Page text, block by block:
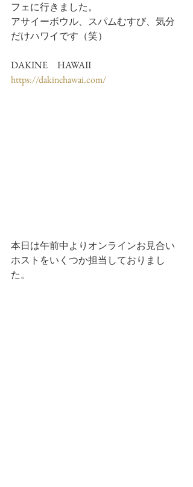
フェに行きました。
アサイーボウル、スパムむすび、気分
だけハワイです（笑）
DAKINE　HAWAII
https://dakinehawai.com/
本日は午前中よりオンラインお見合い
ホストをいくつか担当しておりまし
た。